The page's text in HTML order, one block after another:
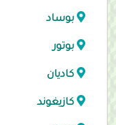
بوساد
بوتور
كاديان
كازيغوند